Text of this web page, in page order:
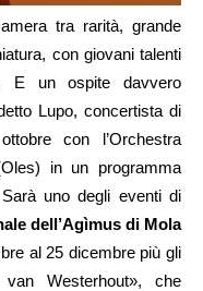
tra rarità, grande
con giovani talenti
E un ospite davvero
Lupo, concertista di
con l’Orchestra
in un programma
uno degli eventi di
dell’Agìmus di Mola
al 25 dicembre più gli
Westerhout», che